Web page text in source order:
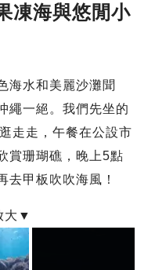
海與悠閒小
海水和美麗沙灘聞
繩一絕。我們先坐的
走走，午餐在公設市
賞珊瑚礁，晚上5點
去甲板吹吹海風！